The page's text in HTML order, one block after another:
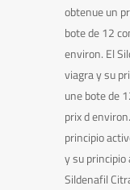
obtenue un
bote de 12
environ. El
viagra y su
une bote de
prix d
principio
y su principio
Sildenafil